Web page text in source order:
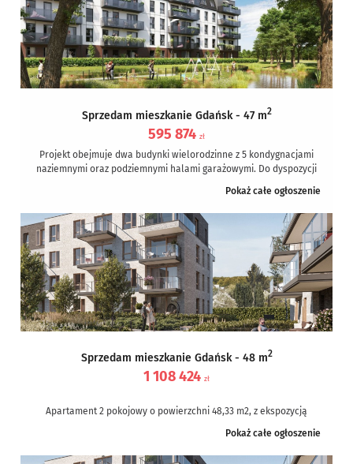
Sprzedam mieszkanie Gdańsk - 47 m2
595 874 zł
Projekt obejmuje dwa budynki wielorodzinne z 5 kondygnacjami
naziemnymi oraz podziemnymi halami garażowymi. Do dyspozycji
Pokaż całe ogłoszenie
Sprzedam mieszkanie Gdańsk - 48 m2
1 108 424 zł
Apartament 2 pokojowy o powierzchni 48,33 m2, z ekspozycją
Prestiżowa inwestycja znajduje się na terenie gdańskiej...
Pokaż całe ogłoszenie